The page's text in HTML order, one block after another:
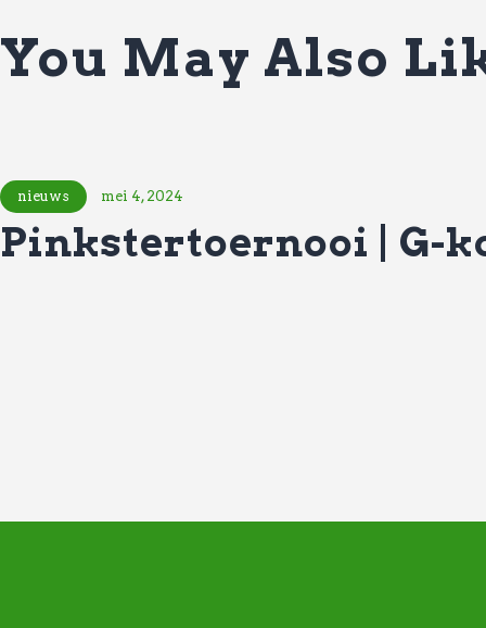
You May Also
nieuws mei 4, 2024
Pinkstertoernooi | G-